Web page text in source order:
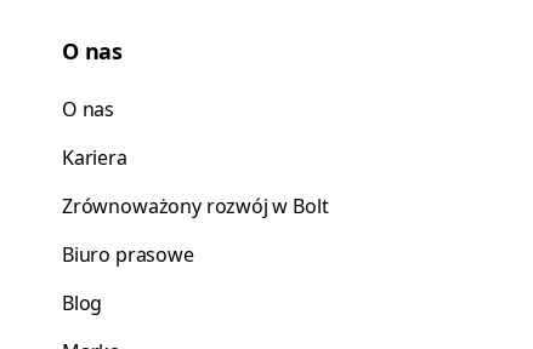
O nas
O nas
Kariera
Zrównoważony rozwój w Bolt
Biuro prasowe
Blog